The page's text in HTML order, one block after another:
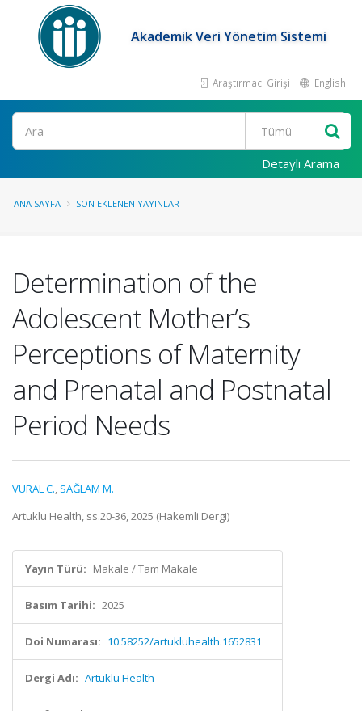
Akademik Veri Yönetim Sistemi
Araştırmacı Girişi English
Ara
Detaylı Arama
ANA SAYFA SON EKLENEN YAYINLAR
Determination of the
Adolescent Mother’s
Perceptions of Maternity
and Prenatal and Postnatal
Period Needs
VURAL C., SAĞLAM M.
Artuklu Health, ss.20-36, 2025 (Hakemli Dergi)
Yayın Türü: Makale / Tam Makale
Basım Tarihi: 2025
Doi Numarası: 10.58252/artukluhealth.1652831
Dergi Adı: Artuklu Health